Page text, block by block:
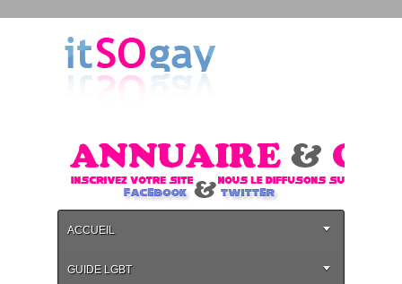
ACCUEIL
GUIDE LGBT